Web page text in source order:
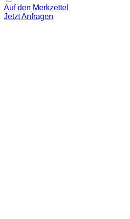
Auf den Merkzettel
Jetzt Anfragen